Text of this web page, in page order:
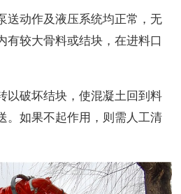
送动作及液压系统均正常，无
有较大骨料或结块，在进料口
以破坏结块，使混凝土回到料
。如果不起作用，则需人工清